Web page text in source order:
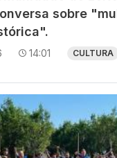
sobre
14:01 CULTURA